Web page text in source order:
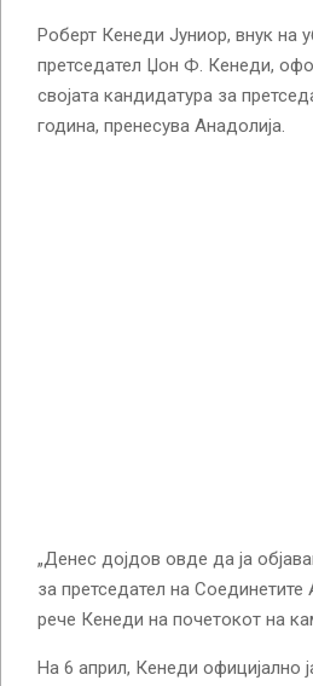
Роберт Кенеди Јуниор, внук на
претседател Џон Ф. Кенеди,
својата кандидатура за
година, пренесува Анадолија.
„Денес дојдов овде да ја
за претседател на
рече Кенеди на почетокот на
На 6 април, Кенеди официјално